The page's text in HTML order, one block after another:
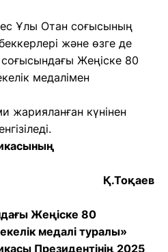
Ұлы Отан соғысының
және өзге де
Жеңіске 80
медалімен
жарияланған күнінен
Жеңіске 80
медалі туралы»
Президентінің 2025